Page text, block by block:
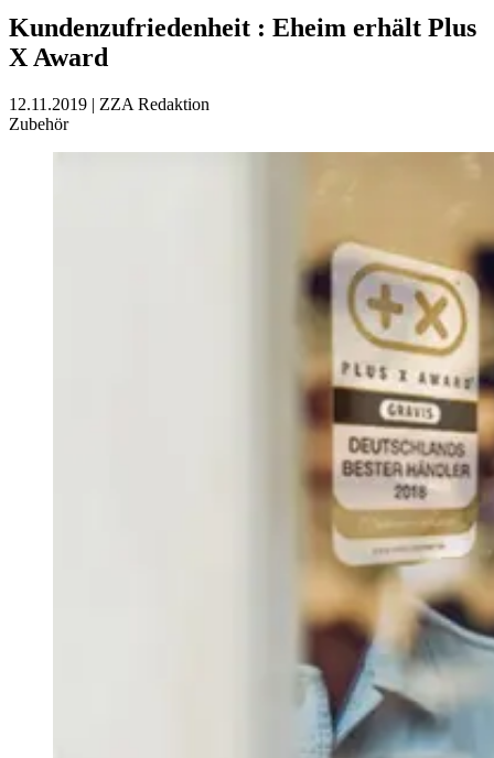
Kundenzufriedenheit : Eheim erhält Plus
X Award
12.11.2019 | ZZA Redaktion
Zubehör